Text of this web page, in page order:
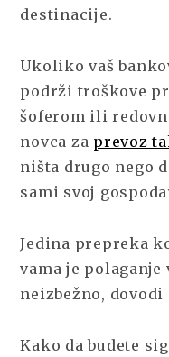
destinacije.
Ukoliko vaš
podrži troškove
šoferom ili
novca za prevoz
ništa drugo nego
sami svoj
Jedina prepreka
vama je
neizbežno,
Kako da budete